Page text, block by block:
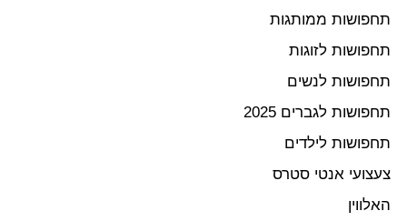
תחפושות ממותגות
תחפושות לזוגות
תחפושות לנשים
תחפושות לגברים 2025
תחפושות לילדים
צעצועי אנטי סטרס
האלווין